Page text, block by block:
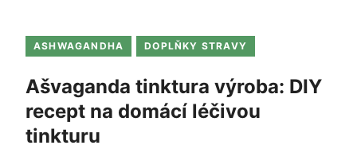
ASHWAGANDHA DOPLŇKY STRAVY
Ašvaganda tinktura výroba: DIY
recept na domácí léčivou
tinkturu